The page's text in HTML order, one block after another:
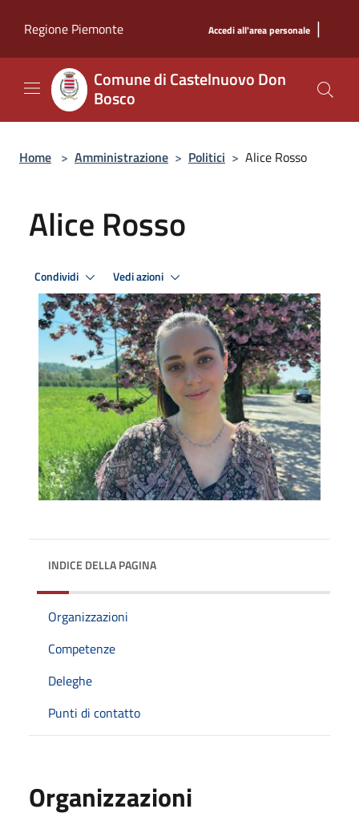
Regione Piemonte
Accedi all'area personale |
Comune di Castelnuovo Don
Bosco
Home > Amministrazione > Politici > Alice Rosso
Alice Rosso
Condividi Vedi azioni
INDICE DELLA PAGINA
Organizzazioni
Competenze
Deleghe
Punti di contatto
Organizzazioni